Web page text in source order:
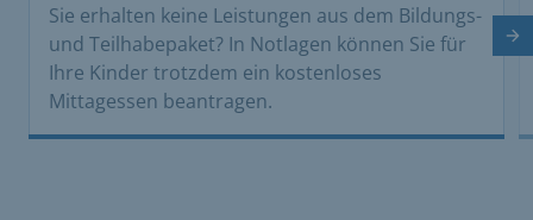
Sie erhalten keine Leistungen aus dem Bildungs-
und Teilhabepaket? In Notlagen können Sie für
Ihre Kinder trotzdem ein kostenloses
Mittagessen beantragen.